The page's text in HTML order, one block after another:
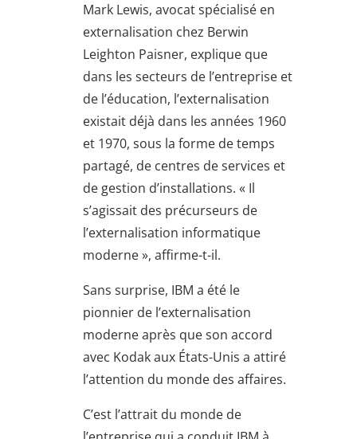
Mark Lewis, avocat spécialisé en
externalisation chez Berwin
Leighton Paisner, explique que
dans les secteurs de l’entreprise et
de l’éducation, l’externalisation
existait déjà dans les années 1960
et 1970, sous la forme de temps
partagé, de centres de services et
de gestion d’installations. « Il
s’agissait des précurseurs de
l’externalisation informatique
moderne », affirme-t-il.
Sans surprise, IBM a été le
pionnier de l’externalisation
moderne après que son accord
avec Kodak aux États-Unis a attiré
l’attention du monde des affaires.
C’est l’attrait du monde de